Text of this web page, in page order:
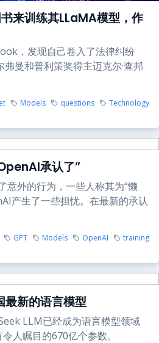
来训练其LLaMA模型，作
，发现自己卷入了法律纠纷
弗曼和普利策奖得主迈克尔·查邦
Models questions Technology
承认了”
意外的行为，一些人称其为“懒
产生了一些担忧。在最新的承认
GPT Models OpenAI training
新的语言模型
LLM已经成为语言模型领域
人瞩目的670亿个参数。